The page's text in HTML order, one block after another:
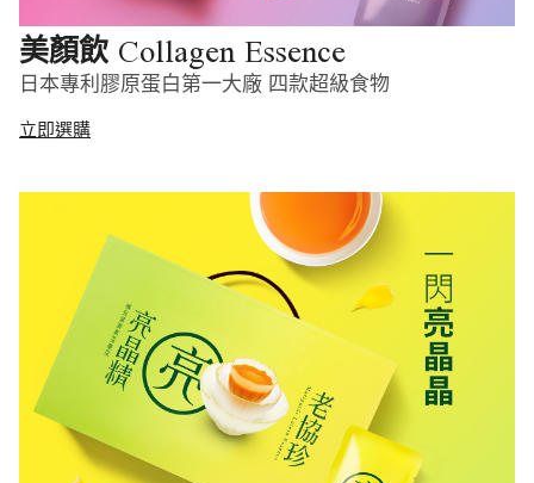
美顏飲 Collagen Essence
日本專利膠原蛋白第一大廠 四款超級食物
立即選購